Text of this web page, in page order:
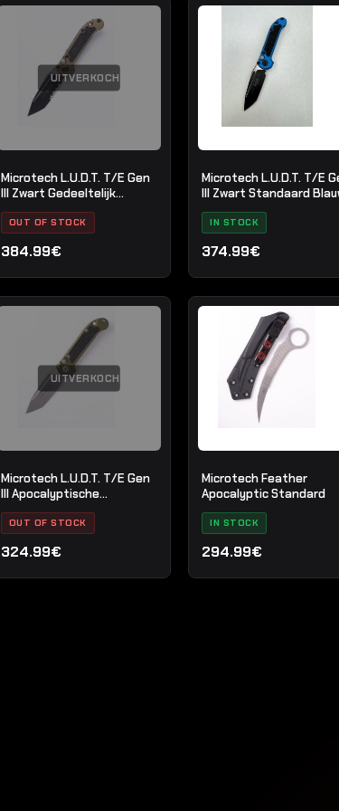
UITVERKOCHT
Microtech L.U.D.T. T/E Gen
III Zwart Gedeeltelijk
gekarteld OD Groen
OUT OF STOCK
384.99€
Microtech L.U.D.T. T/E
III Zwart Standaard
IN STOCK
374.99€
UITVERKOCHT
Microtech L.U.D.T. T/E Gen
III Apocalyptische
Standaard OD Groen
OUT OF STOCK
324.99€
Microtech Feather
Apocalyptic Standard
IN STOCK
294.99€